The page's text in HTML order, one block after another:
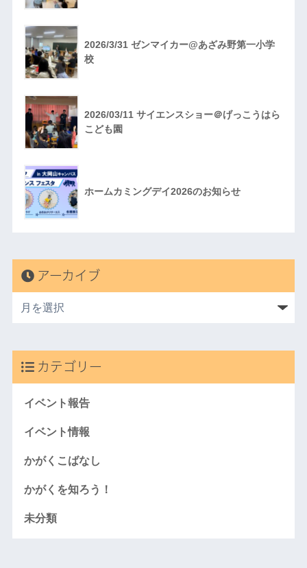
2026/3/31 ゼンマイカー@あざみ野第一小学
校
2026/03/11 サイエンスショー＠げっこうはら
こども園
ホームカミングデイ2026のお知らせ
アーカイブ
カテゴリー
イベント報告
イベント情報
かがくこばなし
かがくを知ろう！
未分類